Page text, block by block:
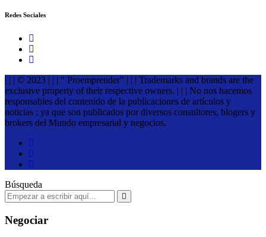
Redes Sociales
| | | © 2023 | | | " Proemprender" | | | Trademarks and brands are the
exclusive property of their respective owners. | | | No nos hacemos
responsables del contenido de la publicaciones de artículos y
noticias ; ya que son publicados por diversos consultores, blogers y
brokers del Mundo empresarial y negocios.
Búsqueda
Negociar